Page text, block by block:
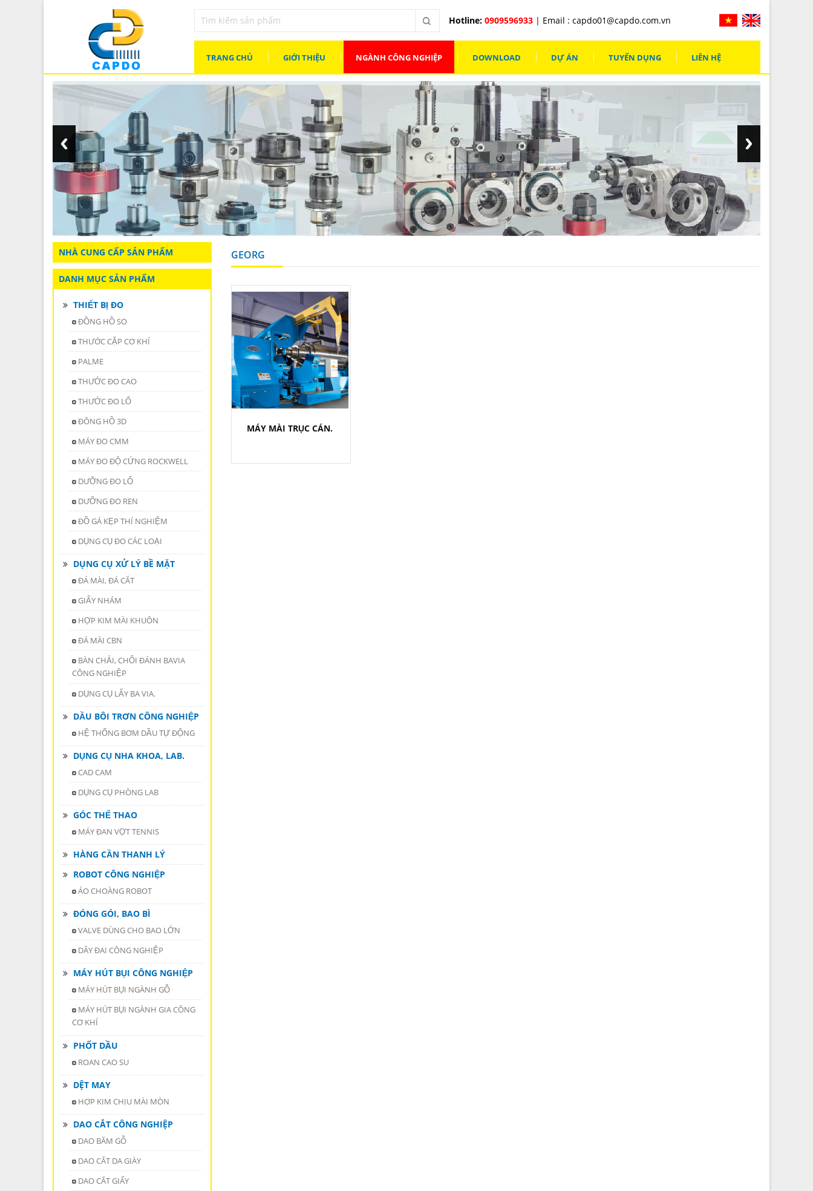
Hotline:0909596933 | Email :capdo01@capdo.com.vn
TRANG CHỦ GIỚI THIỆU NGÀNH CÔNG NGHIỆP DOWNLOAD DỰ ÁN TUYỂN DỤNG LIÊN HỆ
NHÀ CUNG CẤP SẢN PHẨM
DANH MỤC SẢN PHẨM
THIẾT BỊ ĐO
ĐỒNG HỒ SO
THƯỚC CẶP CƠ KHÍ
PALME
THƯỚC ĐO CAO
THƯỚC ĐO LỔ
ĐÔNG HỒ 3D
MÁY ĐO CMM
MÁY ĐO ĐỘ CỨNG ROCKWELL
DƯỠNG ĐO LỔ
DƯỠNG ĐO REN
ĐỒ GÁ KẸP THÍ NGHIỆM
DỤNG CỤ ĐO CÁC LOẠI
DỤNG CỤ XỬ LÝ BỀ MẶT
ĐÁ MÀI, ĐÁ CẮT
GIẤY NHÁM
HỢP KIM MÀI KHUÔN
ĐÁ MÀI CBN
BÀN CHẢI, CHỔI ĐÁNH BAVIA
CÔNG NGHIỆP
DỤNG CỤ LẤY BA VIA.
DẦU BÔI TRƠN CÔNG NGHIỆP
HỆ THỐNG BƠM DẦU TỰ ĐỘNG
DỤNG CỤ NHA KHOA, LAB.
CAD CAM
DỤNG CỤ PHÒNG LAB
GÓC THỂ THAO
MÁY ĐAN VỢT TENNIS
HÀNG CẦN THANH LÝ
ROBOT CÔNG NGHIỆP
ÁO CHOÀNG ROBOT
ĐÓNG GÓI, BAO BÌ
VALVE DÙNG CHO BAO LỚN
DÂY ĐAI CÔNG NGHIỆP
MÁY HÚT BỤI CÔNG NGHIỆP
MÁY HÚT BỤI NGÀNH GỖ
MÁY HÚT BỤI NGÀNH GIA CÔNG
CƠ KHÍ
PHỐT DẦU
ROAN CAO SU
DỆT MAY
HỢP KIM CHỊU MÀI MÒN
DAO CẮT CÔNG NGHIỆP
DAO BĂM GỖ
DAO CẮT DA GIÀY
DAO CẮT GIẤY
GEORG
MÁY MÀI TRỤC CÁN.